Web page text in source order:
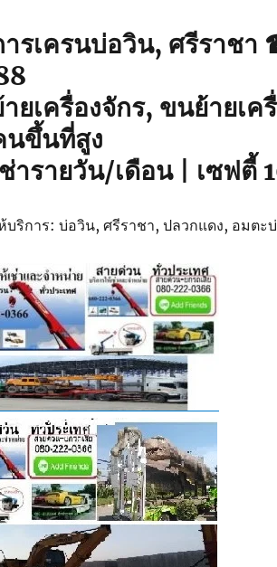
ารเครนบ่อวิน, ศรีรา
ยเครื่องจักร, ขนย้ายเ
นขึ้นที่สูง
ารายวัน/เดือน | เซฟตี้
บริการ: บ่อวิน, ศรีราชา, ปลวกแดง, อมตะ